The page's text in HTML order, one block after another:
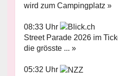
wird zum Campingplatz »
08:33 Uhr
Street Parade 2026 im
die grösste ... »
05:32 Uhr